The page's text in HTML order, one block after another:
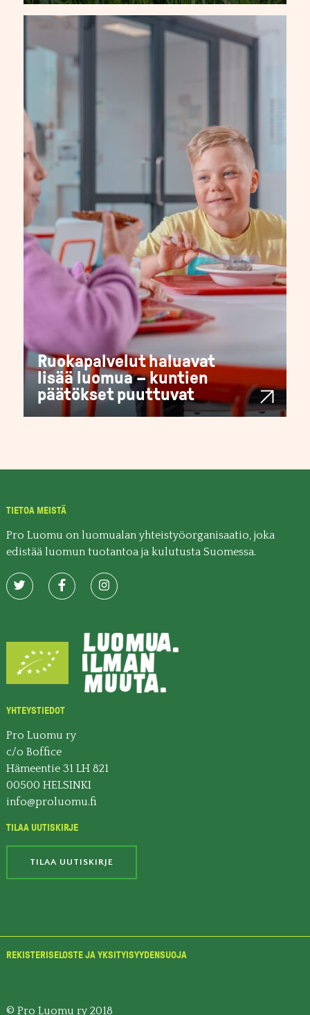
Ruokapalvelut haluavat
lisää luomua – kuntien
päätökset puuttuvat
TIETOA MEISTÄ
Pro Luomu on luomualan yhteistyöorganisaatio, joka
edistää luomun tuotantoa ja kulutusta Suomessa.
YHTEYSTIEDOT
Pro Luomu ry
c/o Boffice
Hämeentie 31 LH 821
00500 HELSINKI
info@proluomu.fi
TILAA UUTISKIRJE
TILAA UUTISKIRJE
REKISTERISELOSTE JA YKSITYISYYDENSUOJA
© Pro Luomu ry 2018